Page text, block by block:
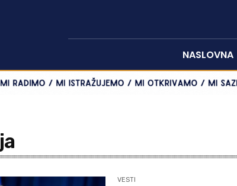
NASLOVNA
VESTI